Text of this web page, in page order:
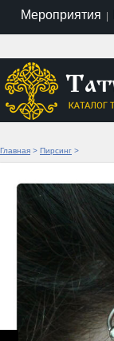
Мероприятия |
Главная > Пирсинг >